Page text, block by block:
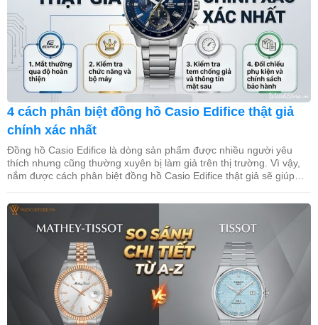
4 cách phân biệt đồng hồ Casio Edifice thật giả
chính xác nhất
Đồng hồ Casio Edifice là dòng sản phẩm được nhiều người yêu
thích nhưng cũng thường xuyên bị làm giả trên thị trường. Vì vậy,
nắm được cách phân biệt đồng hồ Casio Edifice thật giả sẽ giúp
mua sắm. Trong […]